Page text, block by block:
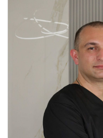
亚历山大·米林科维奇（